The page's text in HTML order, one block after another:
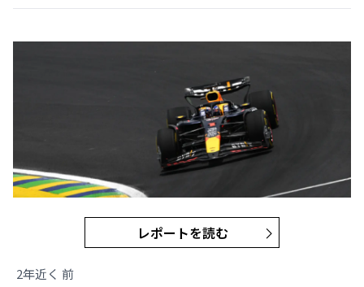
レポートを読む
2年近く 前